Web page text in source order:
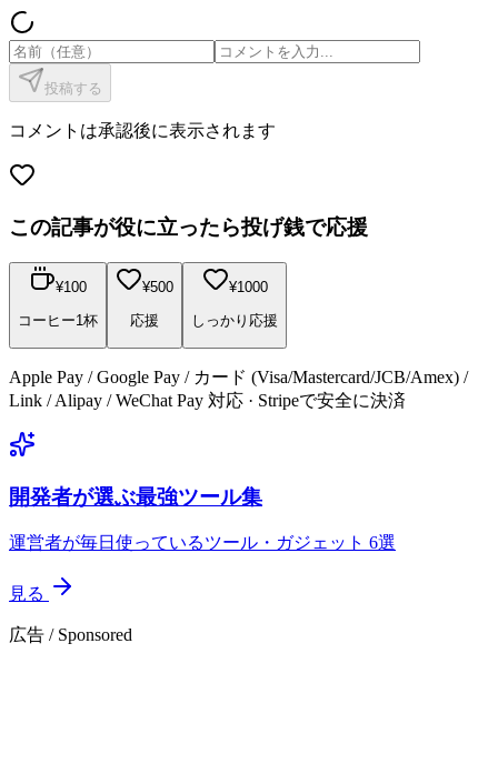
投稿する
コメントは承認後に表示されます
この記事が役に立ったら投げ銭で応援
¥100
コーヒー1杯
¥500
応援
¥1000
しっかり応援
Apple Pay / Google Pay / カード (Visa/Mastercard/JCB/Amex) /
Link / Alipay / WeChat Pay 対応 · Stripeで安全に決済
開発者が選ぶ最強ツール集
運営者が毎日使っているツール・ガジェット 6選
見る
広告 / Sponsored